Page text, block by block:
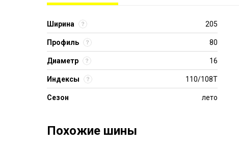
Ширина 205
Профиль 80
Диаметр 16
Индексы 110/108T
Сезон лето
Похожие шины